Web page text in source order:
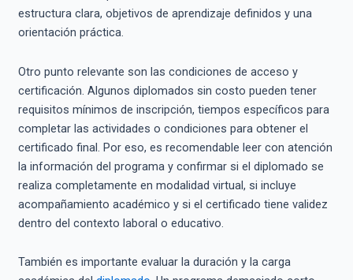
estructura clara, objetivos de aprendizaje definidos y una
orientación práctica.
Otro punto relevante son las condiciones de acceso y
certificación. Algunos diplomados sin costo pueden tener
requisitos mínimos de inscripción, tiempos específicos para
completar las actividades o condiciones para obtener el
certificado final. Por eso, es recomendable leer con atención
la información del programa y confirmar si el diplomado se
realiza completamente en modalidad virtual, si incluye
acompañamiento académico y si el certificado tiene validez
dentro del contexto laboral o educativo.
También es importante evaluar la duración y la carga